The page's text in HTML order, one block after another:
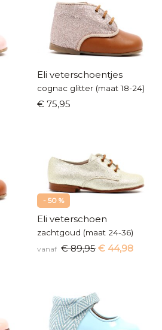
Eli veterschoentjes
cognac glitter (maat 18-24)
€ 75,95
- 50 %
Eli veterschoen
zachtgoud (maat 24-36)
vanaf € 89,95 € 44,98